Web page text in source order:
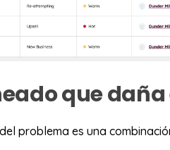
que
problema es una